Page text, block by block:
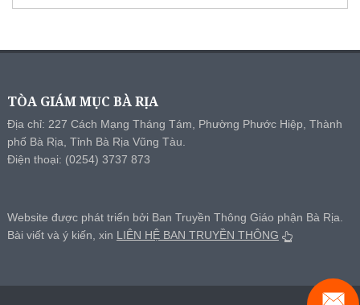
TÒA GIÁM MỤC BÀ RỊA
Địa chỉ: 227 Cách Mạng Tháng Tám, Phường Phước Hiệp, Thành
phố Bà Rịa, Tỉnh Bà Rịa Vũng Tàu.
Điện thoại: (0254) 3737 873
Website được phát triển bởi Ban Truyền Thông Giáo phận Bà Rịa.
Bài viết và ý kiến, xin LIÊN HỆ BAN TRUYỀN THÔNG